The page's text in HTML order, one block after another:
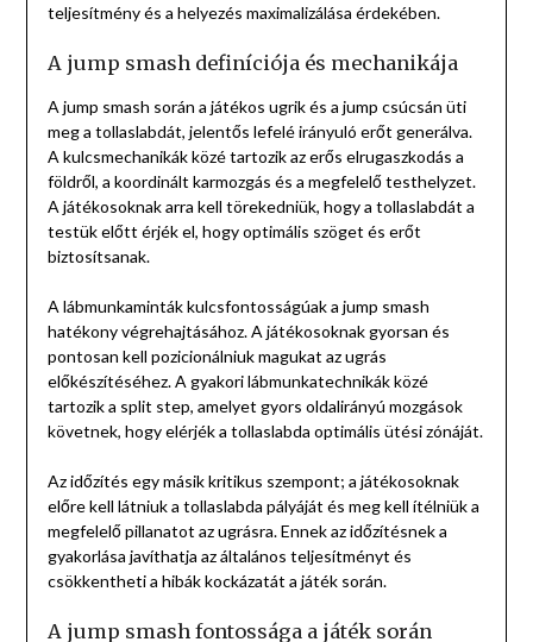
teljesítmény és a helyezés maximalizálása érdekében.
A jump smash definíciója és mechanikája
A jump smash során a játékos ugrik és a jump csúcsán üti
meg a tollaslabdát, jelentős lefelé irányuló erőt generálva.
A kulcsmechanikák közé tartozik az erős elrugaszkodás a
földről, a koordinált karmozgás és a megfelelő testhelyzet.
A játékosoknak arra kell törekedniük, hogy a tollaslabdát a
testük előtt érjék el, hogy optimális szöget és erőt
biztosítsanak.
A lábmunkaminták kulcsfontosságúak a jump smash
hatékony végrehajtásához. A játékosoknak gyorsan és
pontosan kell pozicionálniuk magukat az ugrás
előkészítéséhez. A gyakori lábmunkatechnikák közé
tartozik a split step, amelyet gyors oldalirányú mozgások
követnek, hogy elérjék a tollaslabda optimális ütési zónáját.
Az időzítés egy másik kritikus szempont; a játékosoknak
előre kell látniuk a tollaslabda pályáját és meg kell ítélniük a
megfelelő pillanatot az ugrásra. Ennek az időzítésnek a
gyakorlása javíthatja az általános teljesítményt és
csökkentheti a hibák kockázatát a játék során.
A jump smash fontossága a játék során